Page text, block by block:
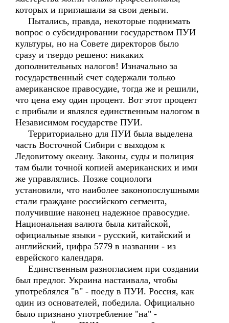
которых и приглашали за свои деньги.
Пытались, правда, некоторые поднимать
вопрос о субсидировании государством ПУИ
культуры, но на Совете директоров было
сразу и твердо решено: никаких
дополнительных налогов! Изначально за
государственный счет содержали только
американское правосудие, тогда же и решили,
что цена ему один процент. Вот этот процент
с прибыли и являлся единственным налогом в
Независимом государстве ПУИ.
Территориально для ПУИ была выделена
часть Восточной Сибири с выходом к
Ледовитому океану. Законы, суды и полиция
там были точной копией американских и ими
же управлялись. Позже социологи
установили, что наиболее законопослушными
стали граждане российского сегмента,
получившие наконец надежное правосудие.
Национальная валюта была китайской,
официальные языки - русский, китайский и
английский, цифра 5779 в названии - из
еврейского календаря.
Единственным разногласием при создании
был предлог. Украина настаивала, чтобы
употреблялся "в" - поеду в ПУИ. Россия, как
один из основателей, победила. Официально
было признано употребление "на" -